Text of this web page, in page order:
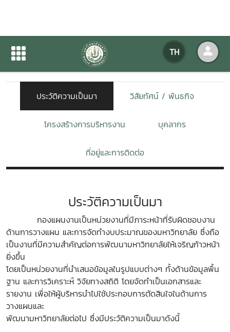
TH
เกี่ยวกับหน่วยงาน
เกี่ยวกับหน่วยงาน
ประวัติความเป็นมา วิสัยทัศน์ / พันธกิจ
โครงสร้างการบริหารงาน บุคลากร
ที่อยู่และการติดต่อ
ประวัติความเป็นมา
กองแผนงานเป็นหน่วยงานที่มีภาระหน้าที่รับผิดชอบงาน
ด้านการวางแผน และการจัดทำงบประมาณของมหาวิทยาลัย ซึ่งถือ
เป็นงานที่มีความสำคัญต่อการพัฒนามหาวิทยาลัยให้เจริญก้าวหน้า
ยิ่งขึ้น
โดยเป็นหน่วยงานที่นำเสนอข้อมูลในรูปแบบต่างๆ ทั้งด้านข้อมูลพื้น
ฐาน และการวิเคราะห์ วิจัยทางสถิติ โดยจัดทำเป็นเอกสารและ
รายงาน เพื่อให้ผู้บริหารนำไปใช้ประกอบการตัดสินใจในด้านการ
วางแผนและ
พัฒนามหาวิทยาลัยต่อไป ซึ่งมีประวัติความเป็นมาดังนี้